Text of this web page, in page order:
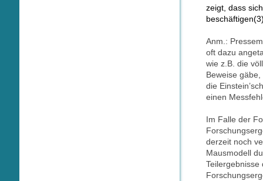
zeigt, dass
Anm.:
oft dazu
wie z.B. die
Beweise
die
einen
Im Falle der
derzeit noch
Mausmodell